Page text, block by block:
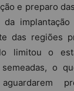
e preparo
das regiões
limitou o
o